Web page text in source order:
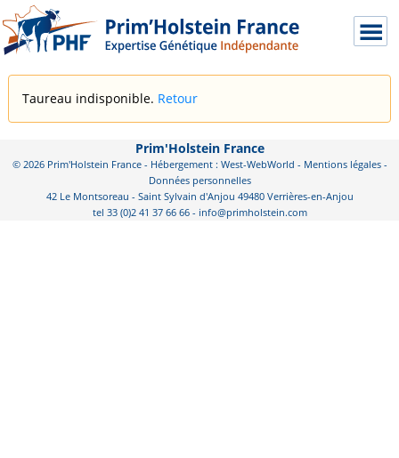
Taureau indisponible. Retour
Prim'Holstein France
© 2026 Prim'Holstein France - Hébergement : West-WebWorld - Mentions légales-
Données personnelles
42 Le Montsoreau - Saint Sylvain d'Anjou 49480 Verrières-en-Anjou
tel 33 (0)2 41 37 66 66 - info@primholstein.com